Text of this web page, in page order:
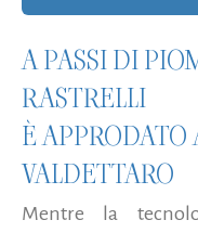
A PASSI DI
RASTRELLI
È
VALDETTARO
Mentre la